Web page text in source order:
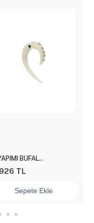
BUFAL..
TL
Sepete Ekle